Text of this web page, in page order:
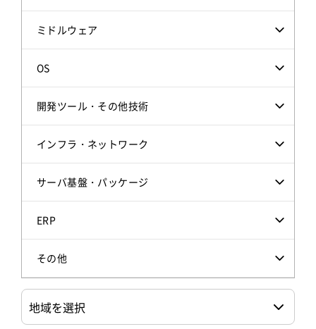
ミドルウェア
OS
開発ツール・その他技術
インフラ・ネットワーク
サーバ基盤・パッケージ
ERP
その他